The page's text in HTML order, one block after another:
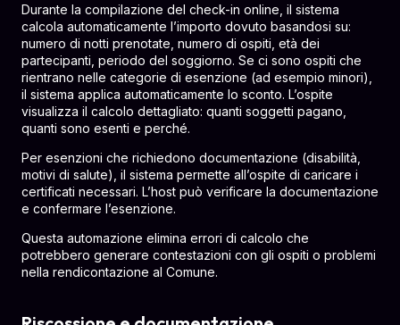
Durante la compilazione del check-in online, il sistema
calcola automaticamente l’importo dovuto basandosi su:
numero di notti prenotate, numero di ospiti, età dei
partecipanti, periodo del soggiorno. Se ci sono ospiti che
rientrano nelle categorie di esenzione (ad esempio minori),
il sistema applica automaticamente lo sconto. L’ospite
visualizza il calcolo dettagliato: quanti soggetti pagano,
quanti sono esenti e perché.
Per esenzioni che richiedono documentazione (disabilità,
motivi di salute), il sistema permette all’ospite di caricare i
certificati necessari. L’host può verificare la documentazione
e confermare l’esenzione.
Questa automazione elimina errori di calcolo che
potrebbero generare contestazioni con gli ospiti o problemi
nella rendicontazione al Comune.